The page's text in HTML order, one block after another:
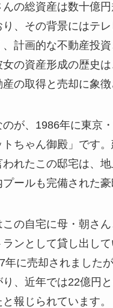
の総資産は数十億
り、その背景にはテ
、計画的な不動産投
女の資産形成の歴史
の取得と売却に象徴
が、1986年に東京
トちゃん御殿」です
れたこの邸宅は、
ールも完備された豪
の自宅に母・朝さ
ランとして貸し出し
年に売却されました
り、近年では22億円
報じられています。